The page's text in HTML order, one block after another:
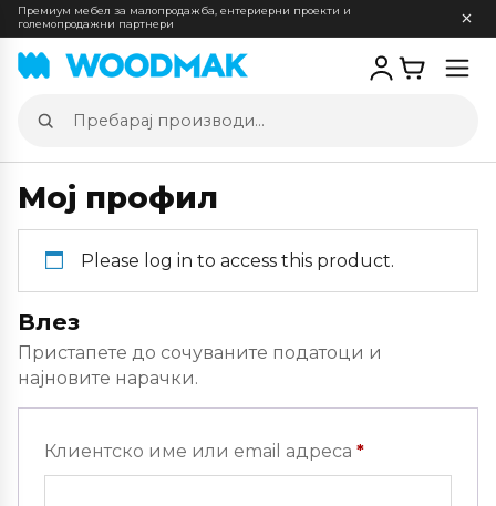
Премиум мебел за малопродажба, ентериерни проекти и
големопродажни партнери
Пребарај
производи
Мој профил
Please log in to access this product.
Влез
Пристапете до сочуваните податоци и
најновите нарачки.
Клиентско име или email адреса *